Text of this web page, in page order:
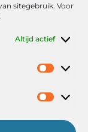
sitegebruik. Voor
.
Altijd actief